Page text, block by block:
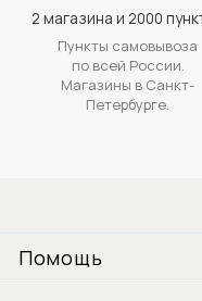
2 магазина и 2000
Пункты самовывоза
по всей России.
Магазины в Санкт-
Петербурге.
Помощь